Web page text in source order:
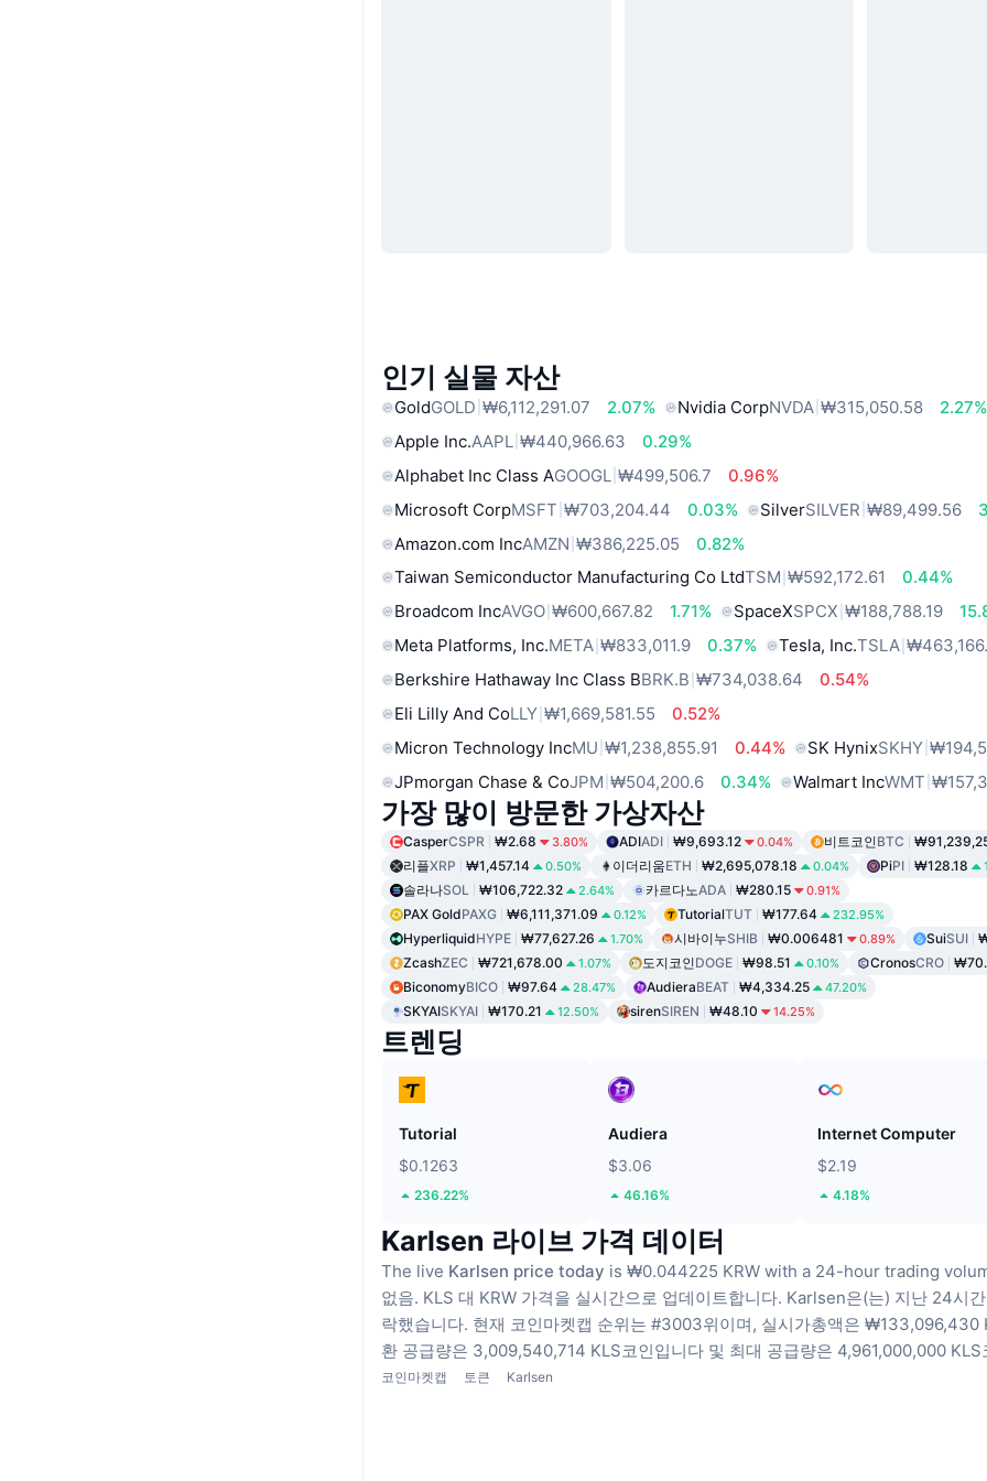
인기 실물 자산
GoldGOLD ₩6,112,291.07 2.07% Nvidia CorpNVDA ₩315,050.58
2.27%
Apple Inc.AAPL ₩440,966.63
0.29%
Alphabet Inc Class AGOOGL ₩499,506.7
0.96%
Microsoft CorpMSFT ₩703,204.44 0.03% SilverSILVER ₩89,499.56
Amazon.com IncAMZN ₩386,225.05
0.82%
Taiwan Semiconductor Manufacturing Co LtdTSM ₩592,172.61
0.44%
Broadcom IncAVGO ₩600,667.82 1.71% SpaceXSPCX ₩188,788.19
Meta Platforms, Inc.META ₩833,011.9 0.37% Tesla, Inc.TSLA
Berkshire Hathaway Inc Class BBRK.B ₩734,038.64
0.54%
Eli Lilly And CoLLY ₩1,669,581.55
0.52%
Micron Technology IncMU ₩1,238,855.91 0.44% SK HynixSKHY
JPmorgan Chase & CoJPM ₩504,200.6 0.34% Walmart IncWMT
가장 많이 방문한 가상자산
CasperCSPR ₩2.68 3.80% ADIADI ₩9,693.12 0.04% 비트코인BTC
리플XRP ₩1,457.14 0.50% 이더리움ETH ₩2,695,078.18 0.04% PiPI ₩128.18
솔라나SOL ₩106,722.32 2.64% 카르다노ADA ₩280.15 0.91%
PAX GoldPAXG ₩6,111,371.09 0.12% TutorialTUT ₩177.64 232.95%
HyperliquidHYPE ₩77,627.26 1.70% 시바이누SHIB ₩0.006481 0.89% SuiSUI
ZcashZEC ₩721,678.00 1.07% 도지코인DOGE ₩98.51 0.10% CronosCRO
BiconomyBICO ₩97.64 28.47% AudieraBEAT ₩4,334.25 47.20%
SKYAISKYAI ₩170.21 12.50% sirenSIREN ₩48.10 14.25%
트렌딩
Tutorial
$0.1263
236.22%
Audiera
$3.06
46.16%
Internet Computer
$2.19
4.18%
Karlsen 라이브 가격 데이터
The live Karlsen price today is ₩0.044225 KRW with a 24-hour trading
없음. KLS 대 KRW 가격을 실시간으로 업데이트합니다. Karlsen은(는) 지난 24시
락했습니다. 현재 코인마켓캡 순위는 #3003위이며, 실시가총액은 ₩133,096,430
환 공급량은 3,009,540,714 KLS코인입니다 및 최대 공급량은 4,961,000,000 KLS
코인마켓캡 토큰 Karlsen